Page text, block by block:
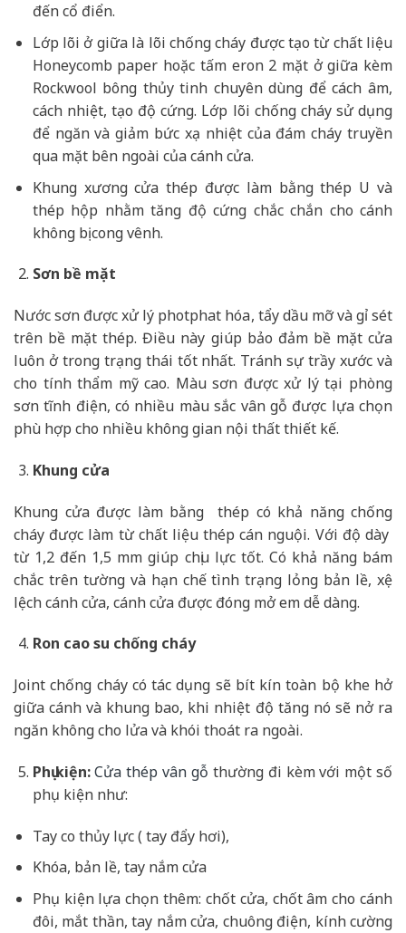
đến cổ điển.
Lớp lõi ở giữa là lõi chống cháy được tạo từ chất liệu
Honeycomb paper hoặc tấm eron 2 mặt ở giữa kèm
Rockwool bông thủy tinh chuyên dùng để cách âm,
cách nhiệt, tạo độ cứng. Lớp lõi chống cháy sử dụng
để ngăn và giảm bức xạ nhiệt của đám cháy truyền
qua mặt bên ngoài của cánh cửa.
Khung xương cửa thép được làm bằng thép U và
thép hộp nhằm tăng độ cứng chắc chắn cho cánh
không bị cong vênh.
Sơn bề mặt
Nước sơn được xử lý photphat hóa, tẩy dầu mỡ và gỉ sét
trên bề mặt thép. Điều này giúp bảo đảm bề mặt cửa
luôn ở trong trạng thái tốt nhất. Tránh sự trầy xước và
cho tính thẩm mỹ cao. Màu sơn được xử lý tại phòng
sơn tĩnh điện, có nhiều màu sắc vân gỗ được lựa chọn
phù hợp cho nhiều không gian nội thất thiết kế.
Khung cửa
Khung cửa được làm bằng thép có khả năng chống
cháy được làm từ chất liệu thép cán nguội. Với độ dày
từ 1,2 đến 1,5 mm giúp chịu lực tốt. Có khả năng bám
chắc trên tường và hạn chế tình trạng lỏng bản lề, xệ
lệch cánh cửa, cánh cửa được đóng mở em dễ dàng.
Ron cao su chống cháy
Joint chống cháy có tác dụng sẽ bít kín toàn bộ khe hở
giữa cánh và khung bao, khi nhiệt độ tăng nó sẽ nở ra
ngăn không cho lửa và khói thoát ra ngoài.
Phụ kiện:Cửa thép vân gỗ thường đi kèm với một số
phụ kiện như:
Tay co thủy lực ( tay đẩy hơi),
Khóa, bản lề, tay nắm cửa
Phụ kiện lựa chọn thêm: chốt cửa, chốt âm cho cánh
đôi, mắt thần, tay nắm cửa, chuông điện, kính cường